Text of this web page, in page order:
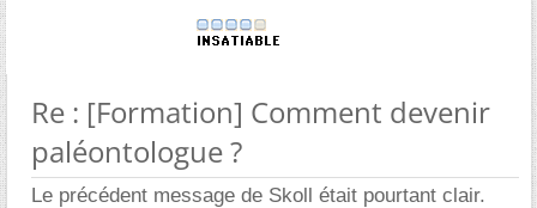
Re : [Formation] Comment devenir
paléontologue ?
Le précédent message de Skoll était pourtant clair.